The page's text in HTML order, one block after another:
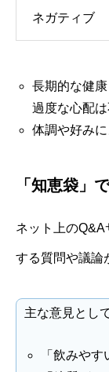
ネガティブ
長期的な健
過度な心配は
体調や好み
「知恵袋」
ネット上の
する質問や議論
主な意見として
「飲みや